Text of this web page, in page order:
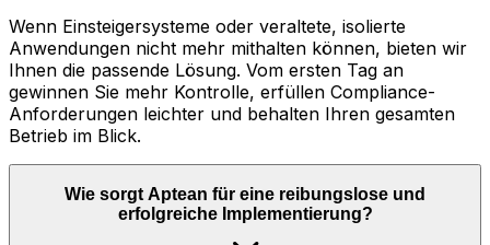
Wenn Einsteigersysteme oder veraltete, isolierte
Anwendungen nicht mehr mithalten können, bieten wir
Ihnen die passende Lösung. Vom ersten Tag an
gewinnen Sie mehr Kontrolle, erfüllen Compliance-
Anforderungen leichter und behalten Ihren gesamten
Betrieb im Blick.
Wie sorgt Aptean für eine reibungslose und
erfolgreiche Implementierung?